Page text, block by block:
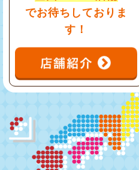
でお待ちしておりま
す！